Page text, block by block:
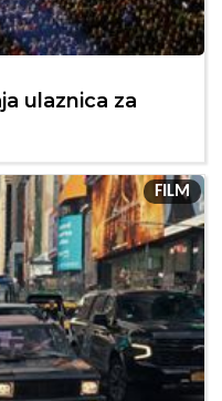
ulaznica za
FILM